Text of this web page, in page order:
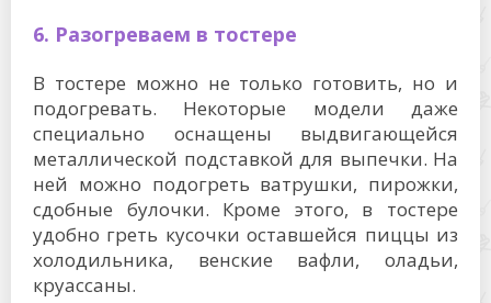
6. Разогреваем в тостере
В тостере можно не только готовить, но и
подогревать. Некоторые модели даже
специально оснащены выдвигающейся
металлической подставкой для выпечки. На
ней можно подогреть ватрушки, пирожки,
сдобные булочки. Кроме этого, в тостере
удобно греть кусочки оставшейся пиццы из
холодильника, венские вафли, оладьи,
круассаны.